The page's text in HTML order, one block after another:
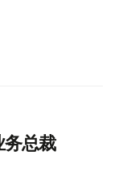
总裁